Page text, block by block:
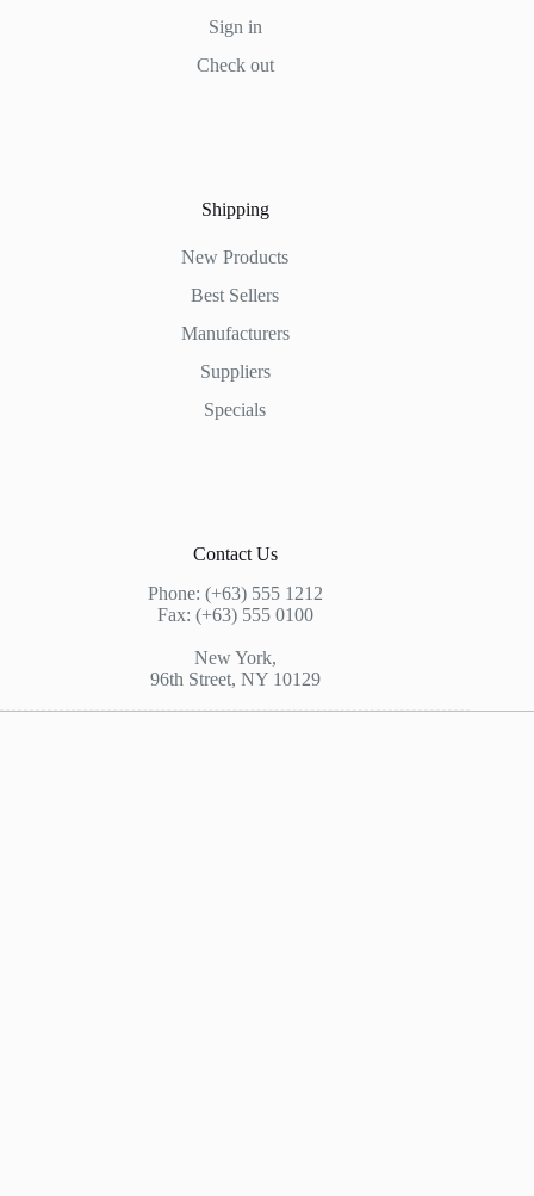
Sign in
Check out
Shipping
New Products
Best Sellers
Manufacturers
Suppliers
Specials
Contact Us
Phone: (+63) 555 1212
Fax: (+63) 555 0100
New York,
96th Street, NY 10129